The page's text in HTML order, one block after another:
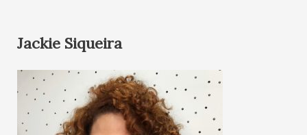
Jackie Siqueira